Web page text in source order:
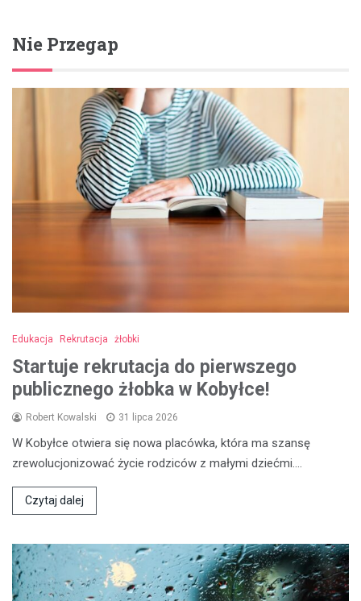
Nie Przegap
Edukacja Rekrutacja żłobki
Startuje rekrutacja do pierwszego
publicznego żłobka w Kobyłce!
Robert Kowalski 31 lipca 2026
W Kobyłce otwiera się nowa placówka, która ma szansę
zrewolucjonizować życie rodziców z małymi dziećmi.…
Czytaj dalej